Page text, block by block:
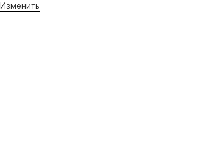
Изменить